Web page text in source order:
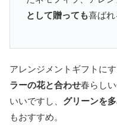
として贈っても喜ばれ
アレンジメントギフトに
ラーの花と合わせ春らし
いいですし、 グリーンを
もおすすめ。